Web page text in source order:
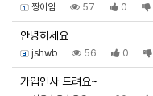
짱이임 57 0
안녕하세요
jshwb 56 0
가입인사 드려요~